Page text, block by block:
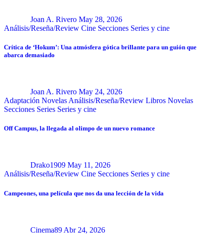
Joan A. Rivero May 28, 2026
Análisis/Reseña/Review Cine Secciones Series y cine
Crítica de ‘Hokum’: Una atmósfera gótica brillante para un guión que
abarca demasiado
Joan A. Rivero May 24, 2026
Adaptación Novelas Análisis/Reseña/Review Libros Novelas
Secciones Series Series y cine
Off Campus, la llegada al olimpo de un nuevo romance
Drako1909 May 11, 2026
Análisis/Reseña/Review Cine Secciones Series y cine
Campeones, una película que nos da una lección de la vida
Cinema89 Abr 24, 2026